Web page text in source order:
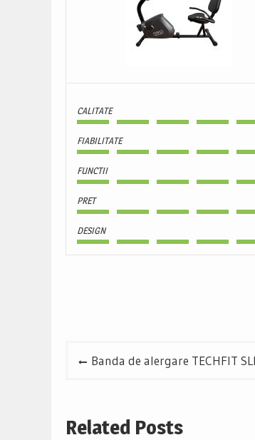
CALITATE
FIABILITATE
FUNCTII
PRET
DESIGN
Navigare
articole
Banda de alergare TECHFIT
Related Posts